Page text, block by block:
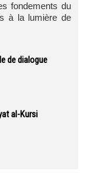
fondements du
à la lumière de
de dialogue
al-Kursi